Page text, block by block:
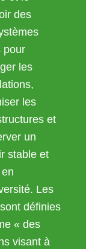
des
pour
les
les
et
un
stable et
Les
définies
« des
visant à